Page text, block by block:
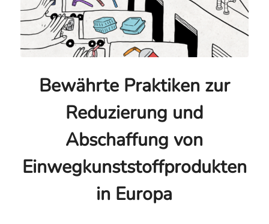
Bewährte Praktiken zur
Reduzierung und
Abschaffung von
Einwegkunststoffprodukten
in Europa